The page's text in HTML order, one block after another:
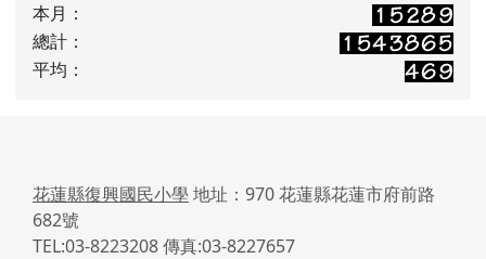
本月：
總計：
平均：
花蓮縣復興國民小學 地址：970 花蓮縣花蓮市府前路
682號
TEL:03-8223208 傳真:03-8227657